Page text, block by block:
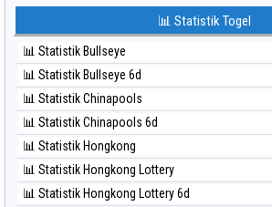
⚽ Bola Merah Taiwan
⚽ Bola Hitam Kuda Lari
⚽ Bola Hitam Magnum Cambodia
⚽ Bola Hitam Nagoya
⚽ Bola Hitam North Carolina Day
⚽ Bola Hitam Pcso
⚽ Bola Hitam Sao Paulo
⚽ Bola Hitam Singapore
📊 Statistik Togel
📊 Statistik Bullseye
📊 Statistik Bullseye 6d
📊 Statistik Chinapools
📊 Statistik Chinapools 6d
📊 Statistik Hongkong
📊 Statistik Hongkong Lottery
📊 Statistik Hongkong Lottery 6d